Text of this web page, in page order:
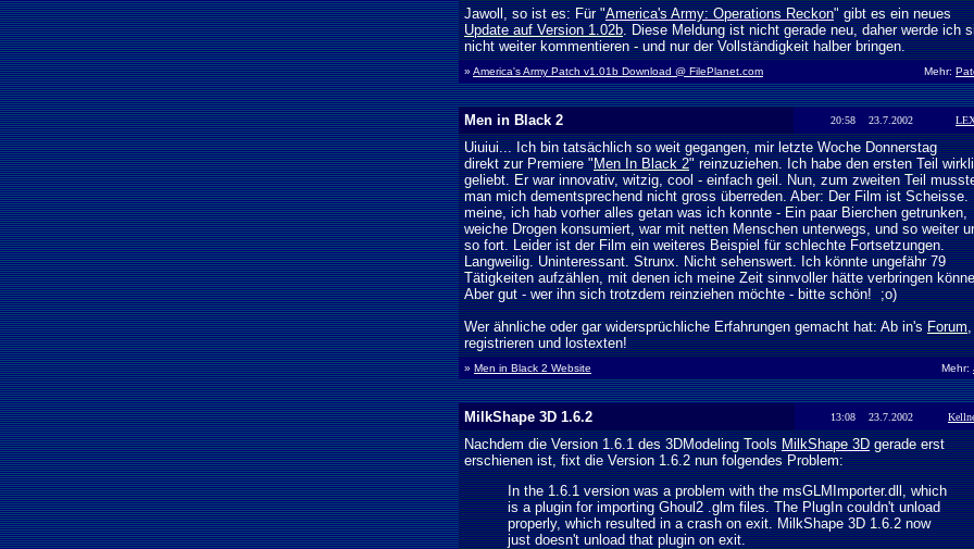
Jawoll, so ist es: Für "America's Army: Operations Reckon" gibt es ein neues
Update auf Version 1.02b. Diese Meldung ist nicht gerade neu, daher werde ich
nicht weiter kommentieren - und nur der Vollständigkeit halber bringen.
» America's Army Patch v1.01b Download @ FilePlanet.com Mehr:
Men in Black 2 20:58 23.7.2002
Uiuiui... Ich bin tatsächlich so weit gegangen, mir letzte Woche Donnerstag
direkt zur Premiere "Men In Black 2" reinzuziehen. Ich habe den ersten Teil
geliebt. Er war innovativ, witzig, cool - einfach geil. Nun, zum zweiten Teil
man mich dementsprechend nicht gross überreden. Aber: Der Film ist Scheisse.
meine, ich hab vorher alles getan was ich konnte - Ein paar Bierchen getrunken,
weiche Drogen konsumiert, war mit netten Menschen unterwegs, und so weiter
so fort. Leider ist der Film ein weiteres Beispiel für schlechte Fortsetzungen.
Langweilig. Uninteressant. Strunx. Nicht sehenswert. Ich könnte ungefähr 79
Tätigkeiten aufzählen, mit denen ich meine Zeit sinnvoller hätte verbringen
Aber gut - wer ihn sich trotzdem reinziehen möchte - bitte schön! ;o)
Wer ähnliche oder gar widersprüchliche Erfahrungen gemacht hat: Ab in'sForum,
registrieren und lostexten!
» Men in Black 2 Website Mehr:
MilkShape 3D 1.6.2 13:08 23.7.2002
Nachdem die Version 1.6.1 des 3DModeling ToolsMilkShape 3Dgerade erst
erschienen ist, fixt die Version 1.6.2 nun folgendes Problem:
In the 1.6.1 version was a problem with the msGLMImporter.dll, which
is a plugin for importing Ghoul2 .glm files. The PlugIn couldn't unload
properly, which resulted in a crash on exit. MilkShape 3D 1.6.2 now
just doesn't unload that plugin on exit.